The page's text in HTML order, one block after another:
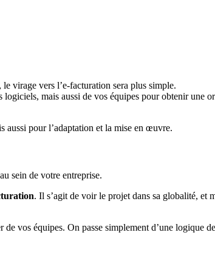
virage vers l’e-facturation sera plus simple.
mais aussi de vos équipes pour obtenir une
aussi pour l’adaptation et la mise en œuvre.
sein de votre entreprise.
. Il s’agit de voir le projet dans sa globalité, et
vos équipes. On passe simplement d’une logique